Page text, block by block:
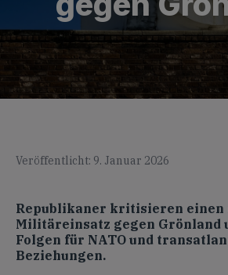
Veröffentlicht: 9. Januar 2026
Republikaner kritisieren einen
Militäreinsatz gegen Grönland
Folgen für NATO und
Beziehungen.